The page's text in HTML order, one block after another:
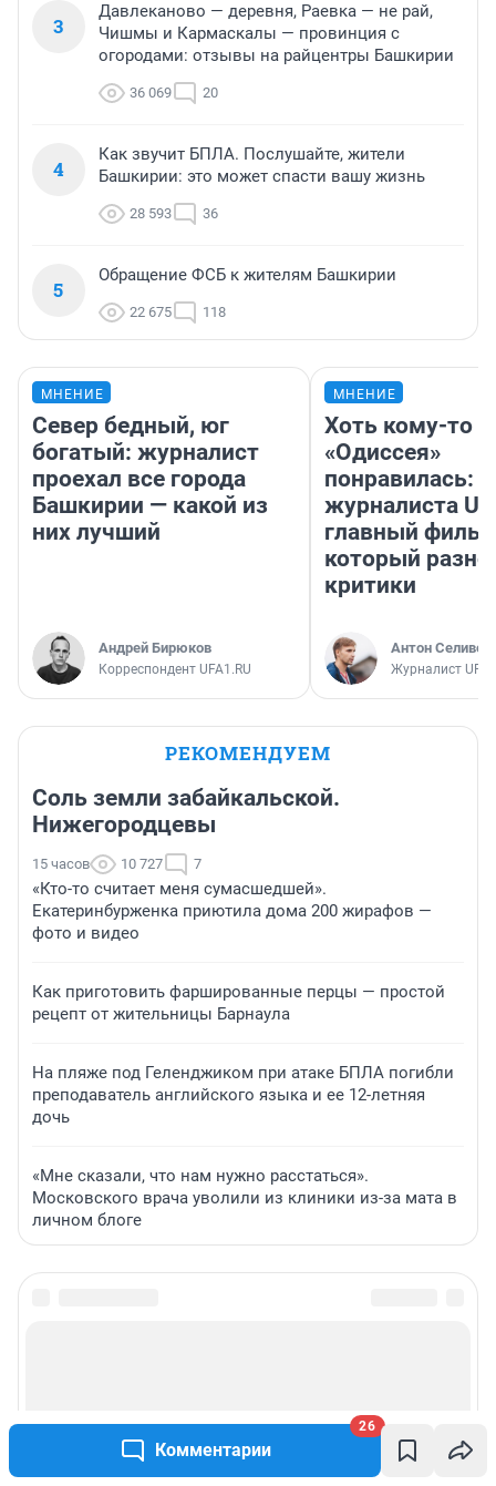
Комментарии
26
3
Давлеканово — деревня, Раевка — не рай,
Чишмы и Кармаскалы — провинция с
огородами: отзывы на райцентры Башкирии
36 069 20
4
Как звучит БПЛА. Послушайте, жители
Башкирии: это может спасти вашу жизнь
28 593 36
5
Обращение ФСБ к жителям Башкирии
22 675 118
МНЕНИЕ
Север бедный, юг
богатый: журналист
проехал все города
Башкирии — какой из
них лучший
Андрей Бирюков
Корреспондент UFA1.RU
МНЕНИЕ
Хоть кому-то
«Одиссея»
понравилась:
журналиста
главный
который
критики
Антон
Журналист
РЕКОМЕНДУЕМ
Соль земли забайкальской.
Нижегородцевы
15 часов 10 727 7
«Кто-то считает меня сумасшедшей».
Екатеринбурженка приютила дома 200 жирафов —
фото и видео
Как приготовить фаршированные перцы — простой
рецепт от жительницы Барнаула
На пляже под Геленджиком при атаке БПЛА погибли
преподаватель английского языка и ее 12-летняя
дочь
«Мне сказали, что нам нужно расстаться».
Московского врача уволили из клиники из-за мата в
личном блоге